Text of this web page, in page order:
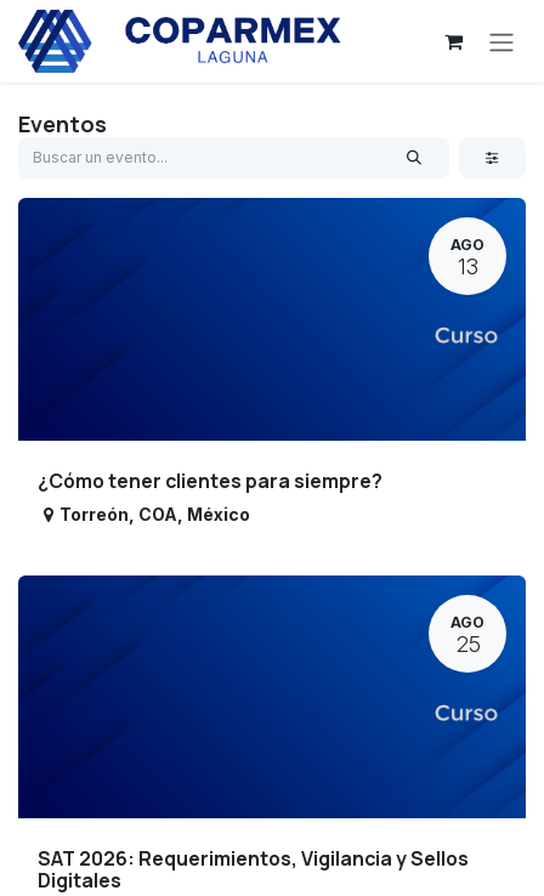
Ir al contenido
Eventos
AGO
13
¿Cómo tener clientes para siempre?
Torreón COA México
AGO
25
SAT 2026: Requerimientos, Vigilancia y Sellos
Digitales